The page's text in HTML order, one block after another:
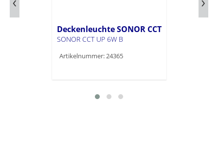
Deckenleuchte SONOR CCT
SONOR CCT UP 6W B
Artikelnummer: 24365